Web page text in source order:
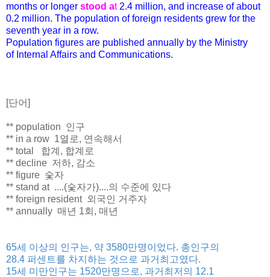
months or longer stood at2.4 million, and increase of about
0.2 million. The population of foreign residents grew for the
seventh year in a row.
Population figures are published annually by the Ministry
of Internal Affairs and Communications.
[단어]
** population 인구
** in a row 1열로, 연속해서
** total 합계, 합계로
** decline 저하, 감소
** figure 숯자
** stand at ....(숯자가)....의 수준에 있다
** foreign resident 외국인 거주자
** annually 매년 1회, 매년
65세 이상의 인구는, 약 3580만명이었다. 총인구의
28.4 퍼센트를 차지하는 것으로 과거최고였다.
15세 미만인구는 1520만명으로, 과거최저의 12.1